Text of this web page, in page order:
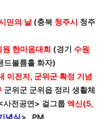
민의 날(충북 청주시 청주
원 한마음대회 (경기 수원
드볼륨홀 화자)
이전지, 군위군 확정 기념
군위군 군위읍 정리 생활체
사전공연> 걸그룹 엑신(5,
념식> , PM